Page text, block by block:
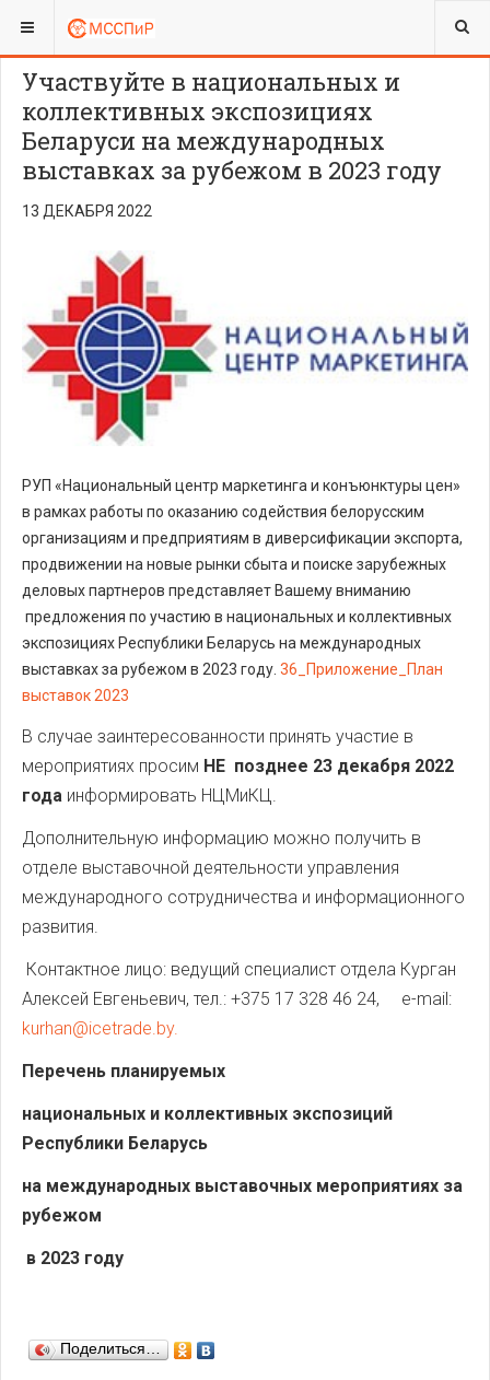
ВЫ ЗДЕСЬ:
Участвуйте в национальных и
коллективных экспозициях
Беларуси на международных
выставках за рубежом в 2023 году
13 ДЕКАБРЯ 2022
РУП «Национальный центр маркетинга и конъюнктуры цен»
в рамках работы по оказанию содействия белорусским
организациям и предприятиям в диверсификации экспорта,
продвижении на новые рынки сбыта и поиске зарубежных
деловых партнеров представляет Вашему вниманию
предложения по участию в национальных и коллективных
экспозициях Республики Беларусь на международных
выставках за рубежом в 2023 году. 36_Приложение_План
выставок 2023
В случае заинтересованности принять участие в
мероприятиях просим НЕ позднее 23 декабря 2022
года информировать НЦМиКЦ.
Дополнительную информацию можно получить в
отделе выставочной деятельности управления
международного сотрудничества и информационного
развития.
Контактное лицо: ведущий специалист отдела Курган
Алексей Евгеньевич, тел.: +375 17 328 46 24, e-mail:
kurhan@icetrade.by.
Перечень планируемых
национальных и коллективных экспозиций
Республики Беларусь
на международных выставочных мероприятиях за
рубежом
в 2023 году
Поделиться…